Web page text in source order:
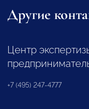
Другие
Центр
+7 (495) 247-4777